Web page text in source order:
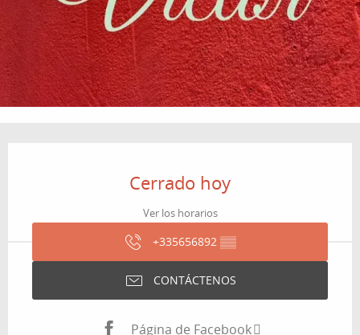
Cerrado hoy
Ver los horarios
+335656892 ▒▒
CONTÁCTENOS
Página de Facebook